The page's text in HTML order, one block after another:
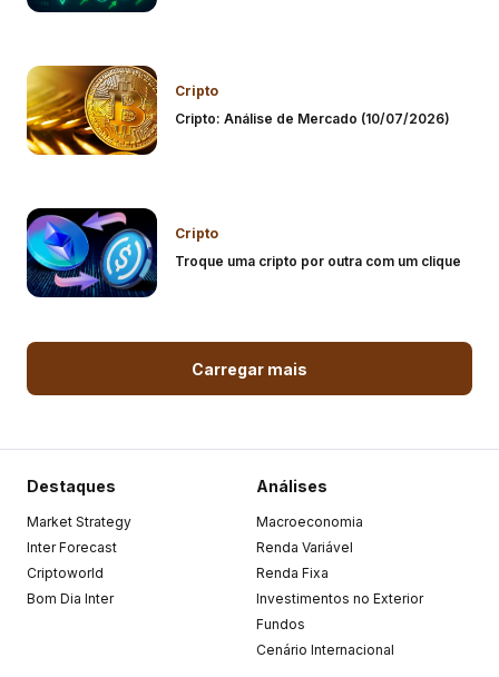
Cripto
Cripto: Análise de Mercado (10/07/2026)
Cripto
Troque uma cripto por outra com um clique
Carregar mais
Destaques
Market Strategy
Inter Forecast
Criptoworld
Bom Dia Inter
Análises
Macroeconomia
Renda Variável
Renda Fixa
Investimentos no Exterior
Fundos
Cenário Internacional